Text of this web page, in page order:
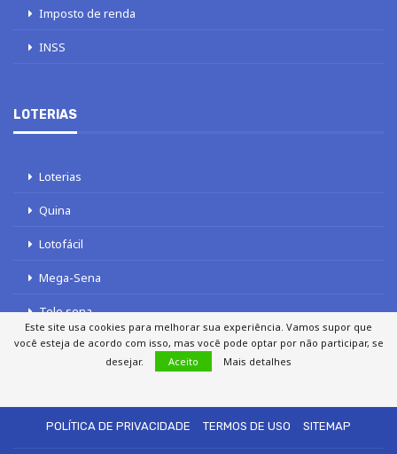
Imposto de renda
INSS
LOTERIAS
Loterias
Quina
Lotofácil
Mega-Sena
Tele sena
POLÍTICA DE PRIVACIDADE
TERMOS DE USO SITEMAP
Este site usa cookies para melhorar sua experiência. Vamos supor que
você esteja de acordo com isso, mas você pode optar por não participar, se
desejar.
Aceito Mais detalhes